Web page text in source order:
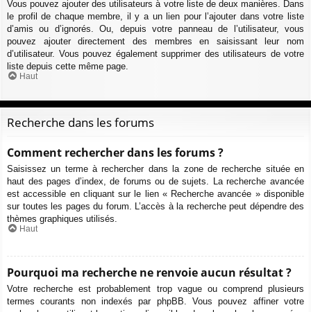
Vous pouvez ajouter des utilisateurs à votre liste de deux manières. Dans
le profil de chaque membre, il y a un lien pour l’ajouter dans votre liste
d’amis ou d’ignorés. Ou, depuis votre panneau de l’utilisateur, vous
pouvez ajouter directement des membres en saisissant leur nom
d’utilisateur. Vous pouvez également supprimer des utilisateurs de votre
liste depuis cette même page.
Haut
Recherche dans les forums
Comment rechercher dans les forums ?
Saisissez un terme à rechercher dans la zone de recherche située en
haut des pages d’index, de forums ou de sujets. La recherche avancée
est accessible en cliquant sur le lien « Recherche avancée » disponible
sur toutes les pages du forum. L’accès à la recherche peut dépendre des
thèmes graphiques utilisés.
Haut
Pourquoi ma recherche ne renvoie aucun résultat ?
Votre recherche est probablement trop vague ou comprend plusieurs
termes courants non indexés par phpBB. Vous pouvez affiner votre